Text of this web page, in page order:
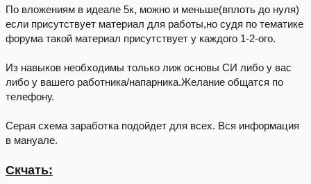
По вложениям в идеале 5к, можно и меньше(вплоть до нуля)
если присутствует материал для работы,но судя по тематике
форума такой материал присутствует у каждого 1-2-ого.
Из навыков необходимы только лиж основы СИ либо у вас
либо у вашего работника/напарника.Желание общатся по
телефону.
Серая схема заработка подойдет для всех. Вся информация
в мануале.
Скчать: